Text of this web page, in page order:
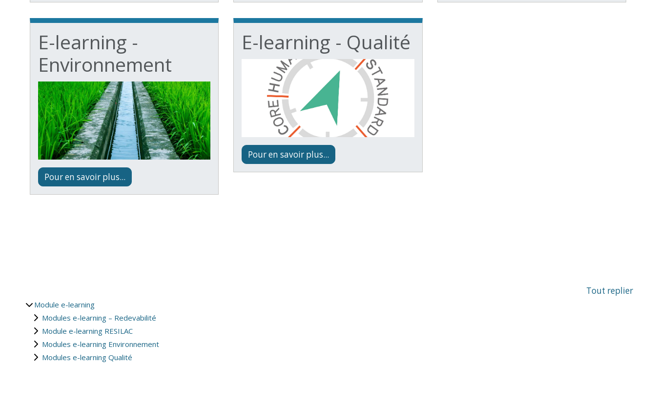
E-learning -
Environnement
Pour en savoir plus...
E-learning - Qualité
Pour en savoir plus...
Tout replier
Module e-learning
Modules e-learning – Redevabilité
Module e-learning RESILAC
Modules e-learning Environnement
Modules e-learning Qualité